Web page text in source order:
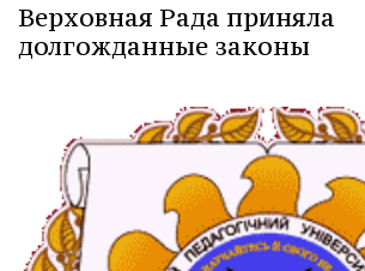
Верховная Рада приняла
долгожданные законы